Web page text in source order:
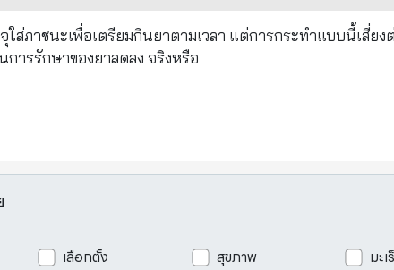
ส่ภาชนะเพื่อเตรียมกินยาตามเวลา แต่การกระทำแบบนี้เสี่ยง
ารรักษาของยาลดลง จริงหรือ
เลือกตั้ง สุขภาพ มะเ